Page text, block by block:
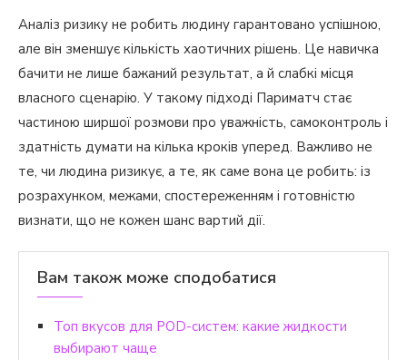
Аналіз ризику не робить людину гарантовано успішною,
але він зменшує кількість хаотичних рішень. Це навичка
бачити не лише бажаний результат, а й слабкі місця
власного сценарію. У такому підході Париматч стає
частиною ширшої розмови про уважність, самоконтроль і
здатність думати на кілька кроків уперед. Важливо не
те, чи людина ризикує, а те, як саме вона це робить: із
розрахунком, межами, спостереженням і готовністю
визнати, що не кожен шанс вартий дії.
Вам також може сподобатися
Топ вкусов для POD-систем: какие жидкости
выбирают чаще